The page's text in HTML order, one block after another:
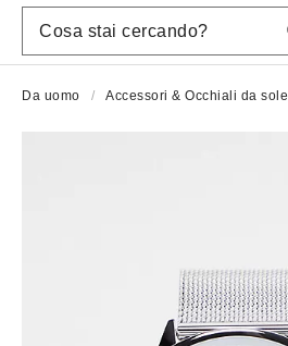
Da uomo Accessori & Occhiali da sole